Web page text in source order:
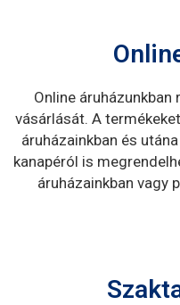
Online
vásárlását. A
áruházainkban és
kanapéról is
áruházainkban vagy